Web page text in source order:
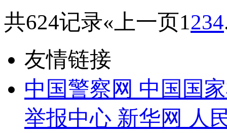
共624记录«上一页1234
友情链接
中国警察网 中国国
举报中心 新华网 人